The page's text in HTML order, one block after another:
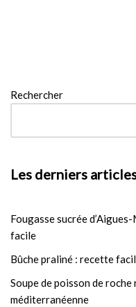
Rechercher
Les derniers
Fougasse sucrée
facile
Bûche praliné : recette
Soupe de poisson de
méditerranéenne